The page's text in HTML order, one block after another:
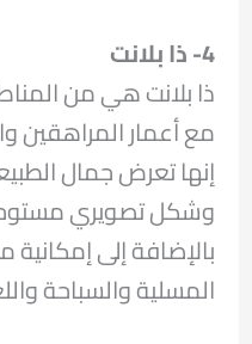
4- ذا بلانت
ذا بلانت هي من
مع أعمار المراهقين
إنها تعرض جمال
وشكل تصويري
بالإضافة إلى
المسلية والسباحة